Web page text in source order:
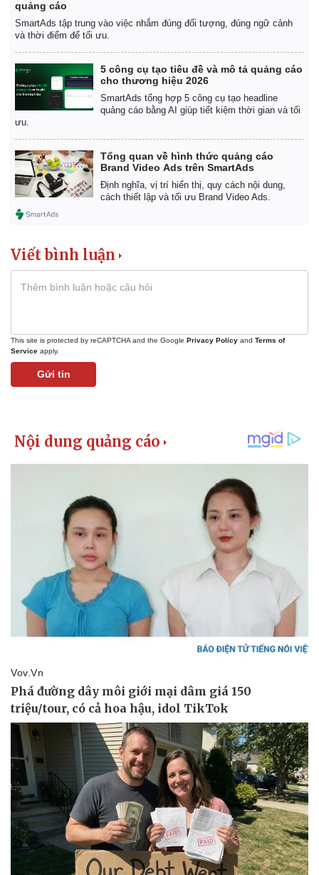
Bóng đá
Lịch thi đấu bóng đá
Thế giới thể thao
Hậu trường
Ô tô - Xe máy
Xe máy
Tư vấn
quảng cáo
SmartAds tập trung vào việc nhắm đúng đối tượng, đúng ngữ cảnh
và thời điểm để tối ưu.
5 công cụ tạo tiêu đề và mô tả quảng cáo
cho thương hiệu 2026
SmartAds tổng hợp 5 công cụ tạo headline
quảng cáo bằng AI giúp tiết kiệm thời gian và tối
ưu.
Tổng quan về hình thức quảng cáo
Brand Video Ads trên SmartAds
Định nghĩa, vị trí hiển thị, quy cách nội dung,
cách thiết lập và tối ưu Brand Video Ads.
Viết bình luận
This site is protected by reCAPTCHA and the Google Privacy Policy and Terms of
Service apply.
Gửi tin